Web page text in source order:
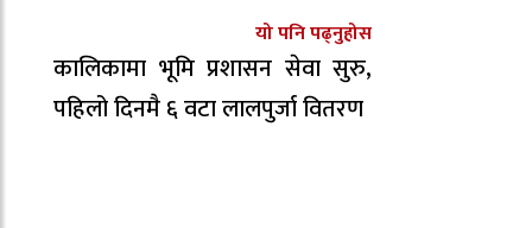
यो पनि पढ्नुहोस
कालिकामा भूमि प्रशासन सेवा सुरु,
पहिलो दिनमै ६ वटा लालपुर्जा वितरण